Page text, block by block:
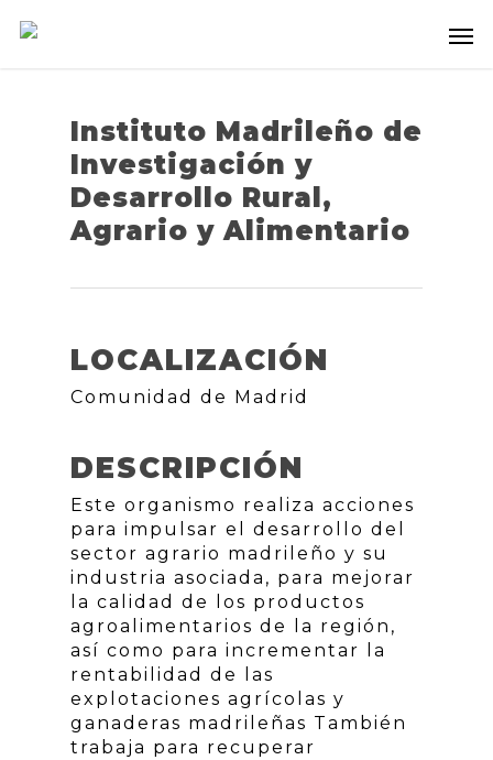
Instituto Madrileño de
Investigación y
Desarrollo Rural,
Agrario y Alimentario
LOCALIZACIÓN
Comunidad de Madrid
DESCRIPCIÓN
Este organismo realiza acciones
para impulsar el desarrollo del
sector agrario madrileño y su
industria asociada, para mejorar
la calidad de los productos
agroalimentarios de la región,
así como para incrementar la
rentabilidad de las
explotaciones agrícolas y
ganaderas madrileñas También
trabaja para recuperar